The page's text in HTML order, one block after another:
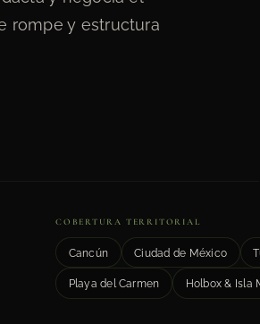
rompe y estructura
COBERTURA TERRITORIAL
Cancún Ciudad de México
Playa del Carmen Holbox & Isla